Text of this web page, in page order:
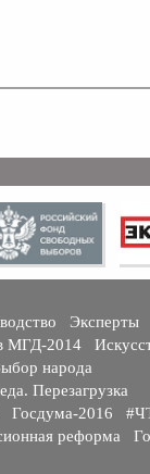
Эксперты
МГД-2014
народа
Перезагрузка
Госдума-2016
реформа